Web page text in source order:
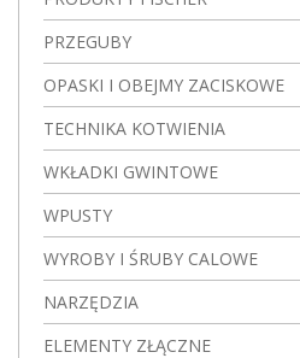
PRZEGUBY
OPASKI I OBEJMY ZACISKOWE
TECHNIKA KOTWIENIA
WKŁADKI GWINTOWE
WPUSTY
WYROBY I ŚRUBY CALOWE
NARZĘDZIA
ELEMENTY ZŁĄCZNE